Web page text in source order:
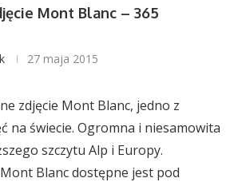
Mont Blanc – 365
27 maja 2015
zdjęcie Mont Blanc, jedno z
na świecie. Ogromna i niesamowita
szczytu Alp i Europy.
Blanc dostępne jest pod